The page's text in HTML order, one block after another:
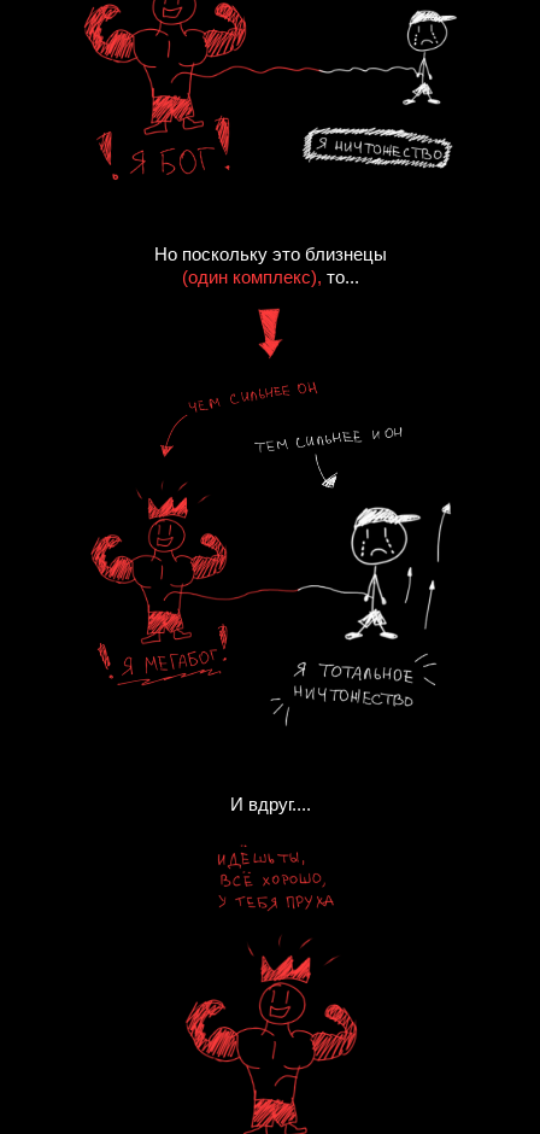
Но поскольку это близнецы
(один комплекс), то...
И вдруг....